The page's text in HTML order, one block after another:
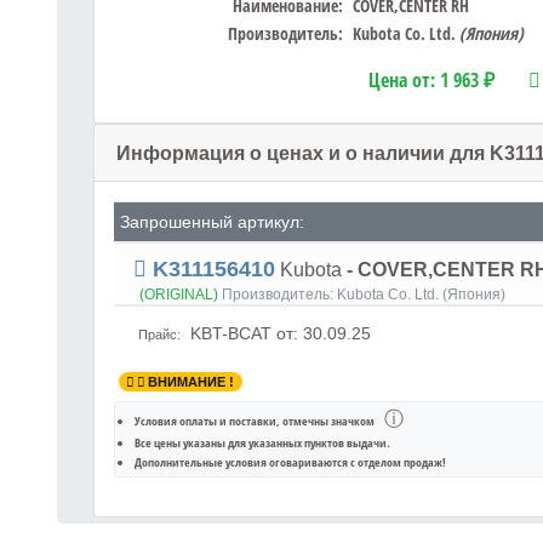
Наименование: COVER,CENTER RH
Производитель: Kubota Co. Ltd. (Япония)
Цена от: 1 963 ₽
Информация о ценах и о наличии для
Запрошенный артикул:
K311156410 Kubota - COVER,CENTER
(ORIGINAL)Производитель: Kubota Co. Ltd. (Япония)
Прайс: KBT-BCAT от: 30.09.25
ВНИМАНИЕ !
Условия оплаты и поставки , отмечны значком ⓘ
Все цены указаны дляуказанных пунктов выдачи.
Дополнительные условия оговариваются с отделом продаж!